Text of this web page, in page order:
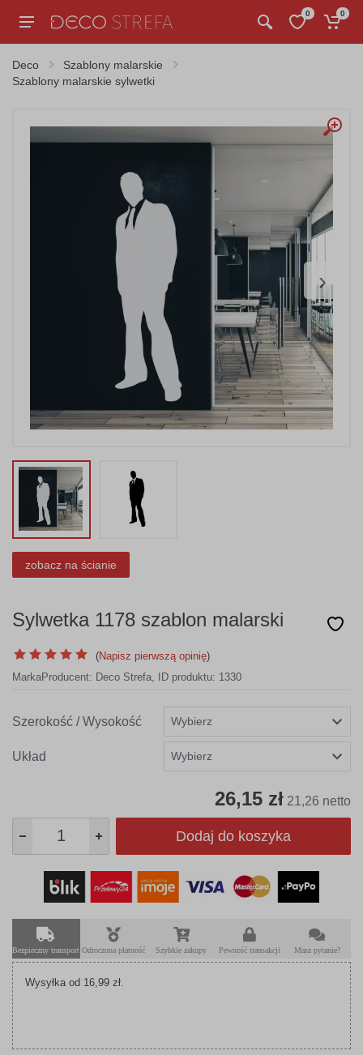
0 0
Deco
Szablony malarskie
Szablony malarskie sylwetki
›
zobacz na ścianie
Sylwetka 1178 szablon malarski
(Napisz pierwszą opinię)
MarkaProducent: Deco Strefa, ID produktu: 1330
Szerokość / Wysokość
Układ
26,15 zł 21,26 netto
Dodaj do koszyka
Bezpieczny transport Odroczona płatność Szybkie zakupy Pewność transakcji Masz pytanie?
Wysyłka od 16,99 zł.